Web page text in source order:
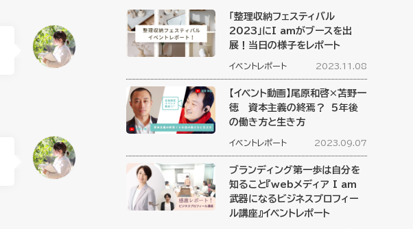
「整理収納フェスティバル
2023」にI amがブースを出
展！当日の様子をレポート
イベントレポート 2023.11.08
【イベント動画】尾原和啓×苫野一
徳 資本主義の終焉？ ５年後
の働き方と生き方
イベントレポート 2023.09.07
ブランディング第一歩は自分を
知ること『webメディア I am
武器になるビジネスプロフィー
ル講座』イベントレポート